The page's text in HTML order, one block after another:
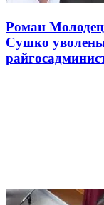
Роман
Сушко уволены